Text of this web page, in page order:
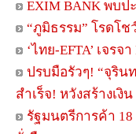
EXIM BANK พบ
“ภูมิธรรม” โรดโ
‘ไทย-EFTA’ เจร
ปรบมือรัวๆ! “จุริน
สำเร็จ! หวังสร้างเงิ
รัฐมนตรีการค้า